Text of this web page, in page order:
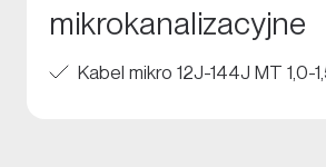
mikrokanalizacyjne
Kabel mikro 12J-144J MT 1,0-